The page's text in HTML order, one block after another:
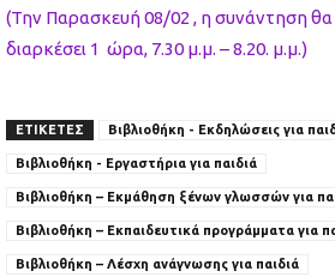
(Την Παρασκευή 08/02 , η συνάντηση θα
διαρκέσει 1 ώρα, 7.30 μ.μ. – 8.20. μ.μ.)
ΕΤΙΚΕΤΕΣ Βιβλιοθήκη - Εκδηλώσεις για
Βιβλιοθήκη - Εργαστήρια για παιδιά
Βιβλιοθήκη – Εκμάθηση ξένων γλωσσών για
Βιβλιοθήκη – Εκπαιδευτικά προγράμματα για
Βιβλιοθήκη – Λέσχη ανάγνωσης για παιδιά